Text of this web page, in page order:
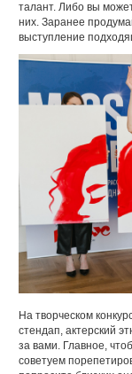
талант. Либо вы
них. Заранее
выступление
На творческом
стендап, актерский
за вами. Главное,
советуем